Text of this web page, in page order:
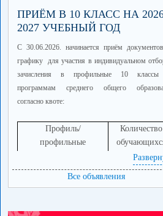
ПРИЁМ В 10 КЛАСС НА
2027 УЧЕБНЫЙ ГОД
С 30.06.2026. начинается приём
графику для участия в индивидуальном
зачисления в профильные 10
программам среднего общего
согласно квоте:
Профиль/
профильные
Количество
информационно-
профиль/
60
Все объявления